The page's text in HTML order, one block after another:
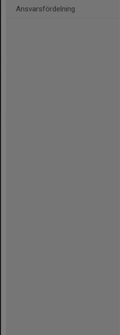
Ansvarsfördelning